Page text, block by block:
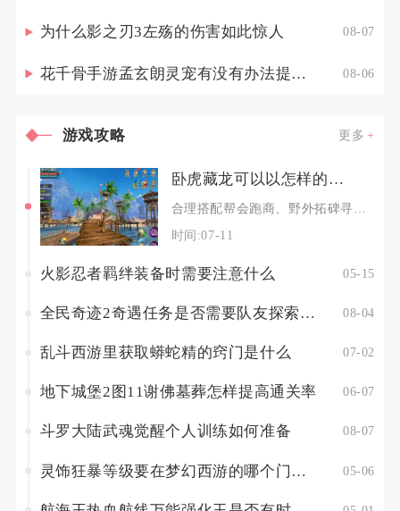
为什么影之刃3左殇的伤害如此惊人 08-07
花千骨手游孟玄朗灵宠有没有办法提高其出战的生存能力 08-06
游戏攻略 更多
卧虎藏龙可以以怎样的速度跑10几锭
时间:07-11
火影忍者羁绊装备时需要注意什么 05-15
全民奇迹2奇遇任务是否需要队友探索幽暗密林 08-04
乱斗西游里获取蟒蛇精的窍门是什么 07-02
地下城堡2图11谢佛墓葬怎样提高通关率 06-07
斗罗大陆武魂觉醒个人训练如何准备 08-07
灵饰狂暴等级要在梦幻西游的哪个门派使用 05-06